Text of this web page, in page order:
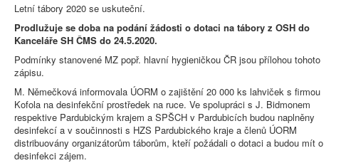
Letní tábory 2020 se uskuteční.
Prodlužuje se doba na podání žádosti o dotaci na tábory z OSH do
Kanceláře SH ČMS do 24.5.2020.
Podmínky stanovené MZ popř. hlavní hygieničkou ČR jsou přílohou tohoto
zápisu.
M. Němečková informovala ÚORM o zajištění 20 000 ks lahviček s firmou
Kofola na desinfekční prostředek na ruce. Ve spolupráci s J. Bidmonem
respektive Pardubickým krajem a SPŠCH v Pardubicích budou naplněny
desinfekcí a v součinnosti s HZS Pardubického kraje a členů ÚORM
distribuovány organizátorům táborům, kteří požádali o dotaci a budou mít o
desinfekci zájem.